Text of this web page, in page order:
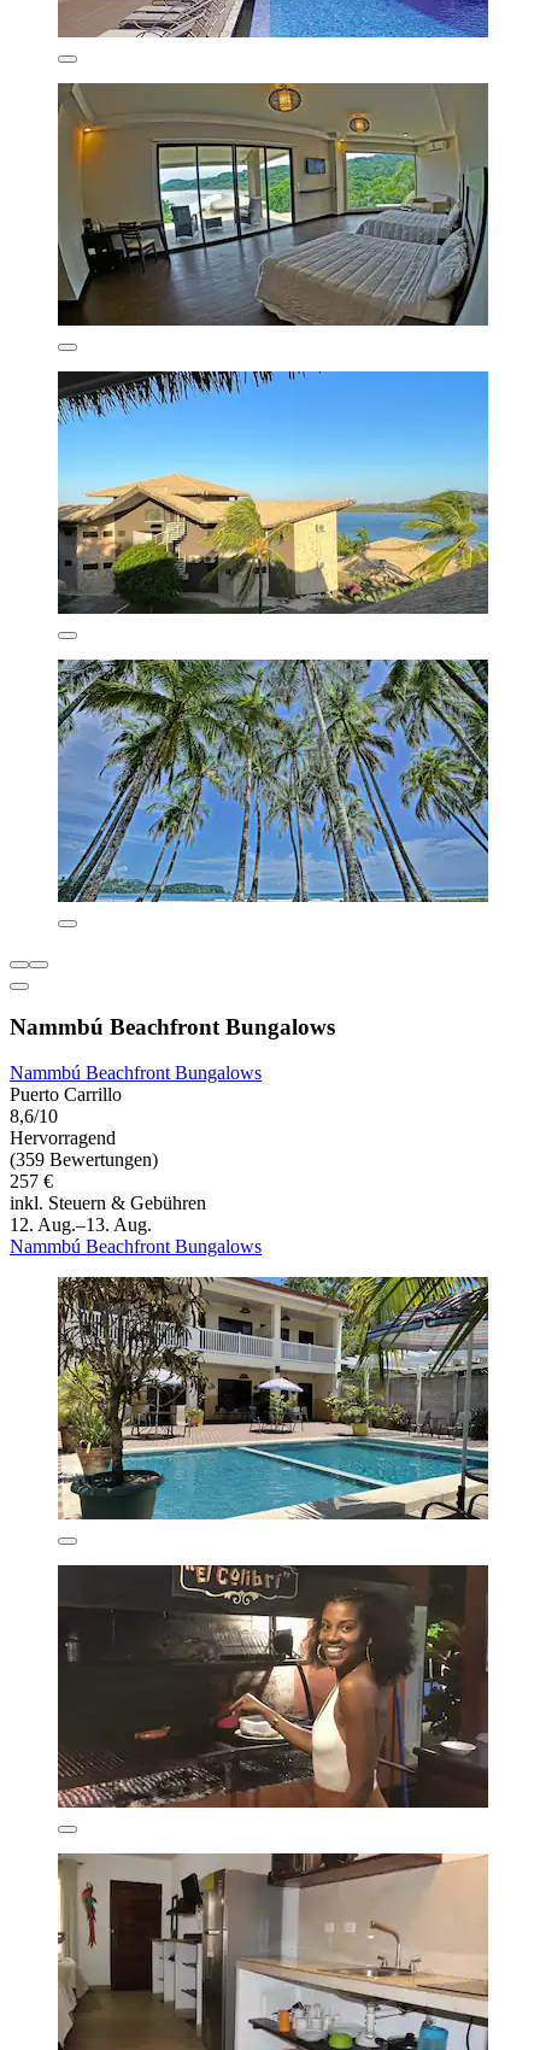
Nammbú Beachfront Bungalows
Nammbú Beachfront Bungalows
Puerto Carrillo
8,6/10
Hervorragend
(359 Bewertungen)
257 €
inkl. Steuern & Gebühren
12. Aug.–13. Aug.
Nammbú Beachfront Bungalows